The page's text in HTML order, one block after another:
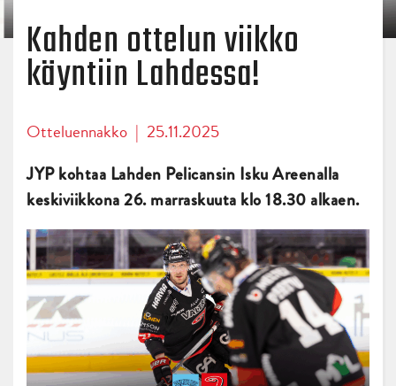
Kahden ottelun viikko
käyntiin Lahdessa!
Otteluennakko | 25.11.2025
JYP kohtaa Lahden Pelicansin Isku Areenalla
keskiviikkona 26. marraskuuta klo 18.30 alkaen.